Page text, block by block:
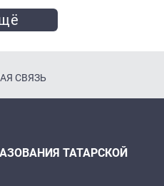
СВЯЗЬ
ТАТАРСКОЙ